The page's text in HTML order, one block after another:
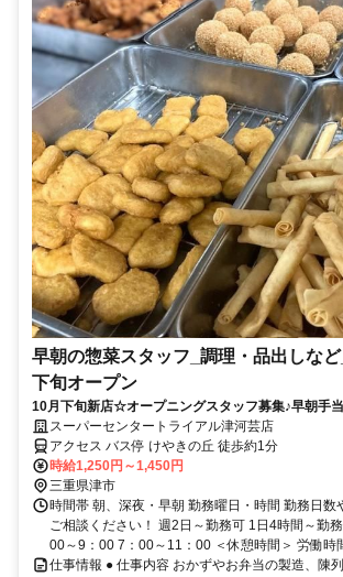
早朝の惣菜スタッフ_調理・品出しな
下旬オープン
10月下旬新店☆オープニングスタッフ募集♪早朝手
と有効活用！
スーパーセンタートライアル津河芸店
アクセス バス停 けやきの丘 徒歩約1分
時給1,250円～1,450円
三重県津市
時間帯 朝、深夜・早朝 勤務曜日・時間 勤務日数
ご相談ください！ 週2日～勤務可 1日4時間～勤
00～9：00 7：00～11：00 ＜休憩時間＞ 労働時
仕事情報 ● 仕事内容 おかずやお弁当の製造、陳